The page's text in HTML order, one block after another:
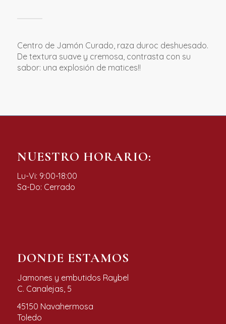
Centro de Jamón Curado, raza duroc deshuesado.
De textura suave y cremosa, contrasta con su
sabor: una explosión de matices!!
NUESTRO HORARIO:
Lu-Vi: 9:00-18:00
Sa-Do: Cerrado
DONDE ESTAMOS
Jamones y embutidos Raybel
C. Canalejas, 5
45150 Navahermosa
Toledo